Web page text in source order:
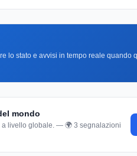
lo stato e avvisi in tempo reale quando
mondo
livello globale. — 🌍 3 segnalazioni